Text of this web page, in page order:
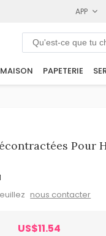
APP
MAISON PAPETERIE
Pour
nous contacter
US$11.54